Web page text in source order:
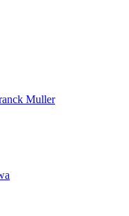
Muller